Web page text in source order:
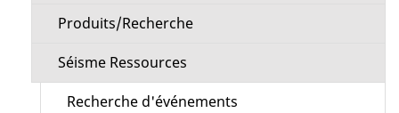
Produits/Recherche
Séisme Ressources
Recherche d'événements